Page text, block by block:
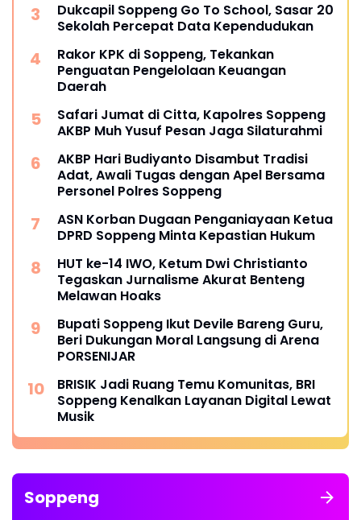
Dukcapil Soppeng Go To School, Sasar 20
Sekolah Percepat Data Kependudukan
Rakor KPK di Soppeng, Tekankan
Penguatan Pengelolaan Keuangan
Daerah
Safari Jumat di Citta, Kapolres Soppeng
AKBP Muh Yusuf Pesan Jaga Silaturahmi
AKBP Hari Budiyanto Disambut Tradisi
Adat, Awali Tugas dengan Apel Bersama
Personel Polres Soppeng
ASN Korban Dugaan Penganiayaan Ketua
DPRD Soppeng Minta Kepastian Hukum
HUT ke-14 IWO, Ketum Dwi Christianto
Tegaskan Jurnalisme Akurat Benteng
Melawan Hoaks
Bupati Soppeng Ikut Devile Bareng Guru,
Beri Dukungan Moral Langsung di Arena
PORSENIJAR
BRISIK Jadi Ruang Temu Komunitas, BRI
Soppeng Kenalkan Layanan Digital Lewat
Musik
Soppeng